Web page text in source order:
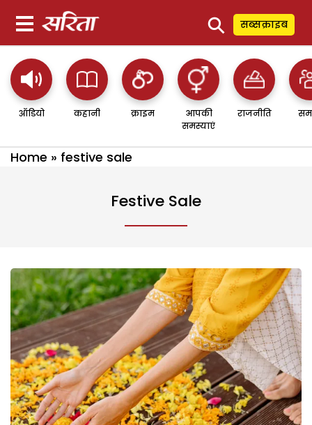
⚲ सब्सक्राइब
ऑडियो कहानी क्राइम
आपकी
समस्याएं
राजनीति
Home » festive sale
Festive Sale